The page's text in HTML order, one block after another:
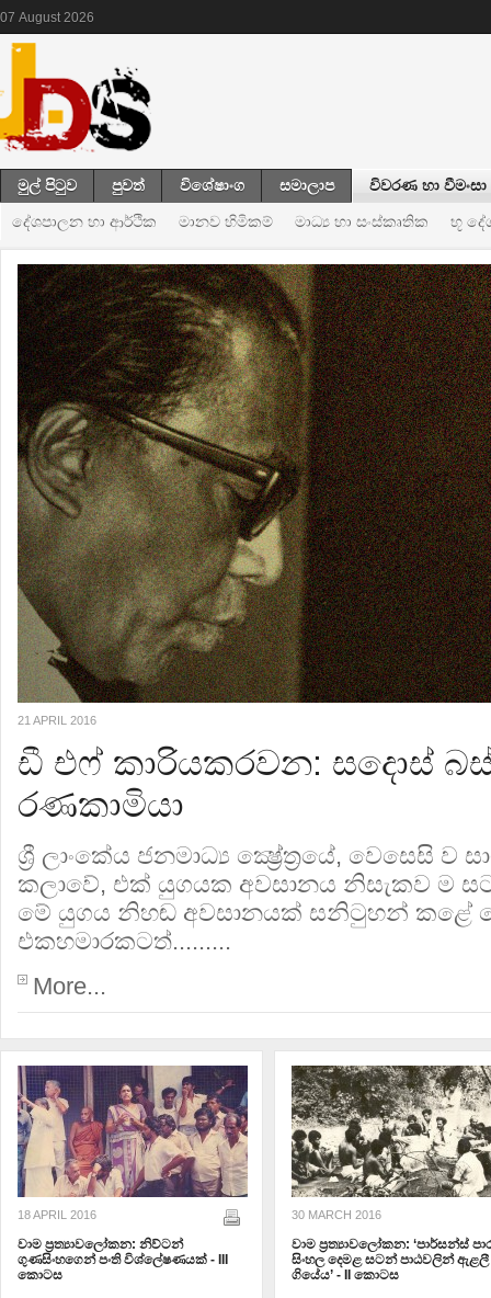
07 August 2026
මුල් පිටුව පුවත් විශේෂාංග සමාලාප විවරණ හා වීමංසා
දේශපාලන හා ආර්ථික මානව හිමිකම් මාධ්‍ය හා සංස්කෘතික භූ
21 APRIL 2016
ඩී එෆ් කාරියකරවන: සදොස්
රණකාමියා
ශ්‍රී ලාංකේය ජනමාධ්‍ය ක්‍ෂ්‍රේත්‍රයේ, වෙසෙසි ව
කලාවේ, එක් යුගයක අවසානය නිසැකව ම
මේ යුගය නිහඬ අවසානයක් සනිටුහන් කළේ
එකහමාරකටත්.........
More...
18 APRIL 2016
වාම ප්‍රත‍්‍යාවලෝකන: නිව්ටන්
ගුණසිංහගෙන් පංති විශ්ලේෂණයක් - III
කොටස
30 MARCH 2016
වාම ප්‍ර‍ත්‍යාවලෝකන: ‘පාර්සන්ස්
සිංහල දෙමළ සටන් පාඨවලින් ඇළලී
ගියේය’ - II කොටස